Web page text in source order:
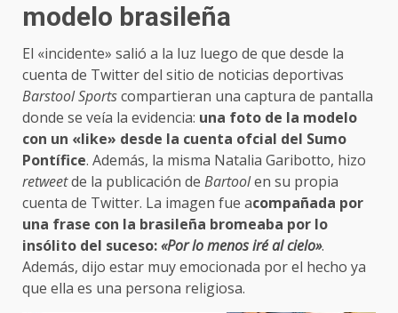
modelo brasileña
El «incidente» salió a la luz luego de que desde la
cuenta de Twitter del sitio de noticias deportivas
Barstool Sportscompartieran una captura de pantalla
donde se veía la evidencia: una foto de la modelo
con un «like» desde la cuenta ofcial del Sumo
Pontífice. Además, la misma Natalia Garibotto, hizo
retweetde la publicación de Bartoolen su propia
cuenta de Twitter. La imagen fue acompañada por
una frase con la brasileña bromeaba por lo
insólito del suceso:«Por lo menos iré al cielo».
Además, dijo estar muy emocionada por el hecho ya
que ella es una persona religiosa.